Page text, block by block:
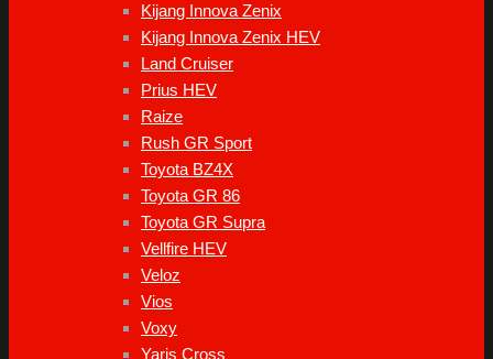
Kijang Innova Zenix
Kijang Innova Zenix HEV
Land Cruiser
Prius HEV
Raize
Rush GR Sport
Toyota BZ4X
Toyota GR 86
Toyota GR Supra
Vellfire HEV
Veloz
Vios
Voxy
Yaris Cross